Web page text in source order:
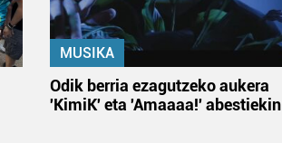
MUSIKA
Odik berria ezagutzeko aukera
'KimiK' eta 'Amaaaa!' abestiekin